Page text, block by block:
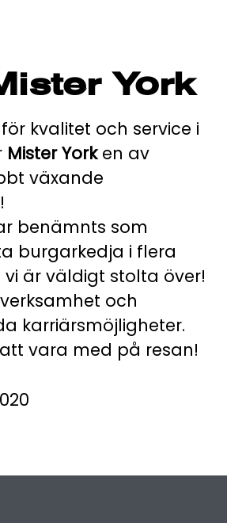
York
kvalitet och service i
Mister Yorken av
växande
benämnts som
burgarkedja i flera
är väldigt stolta över!
och
karriärsmöjligheter.
vara med på resan!